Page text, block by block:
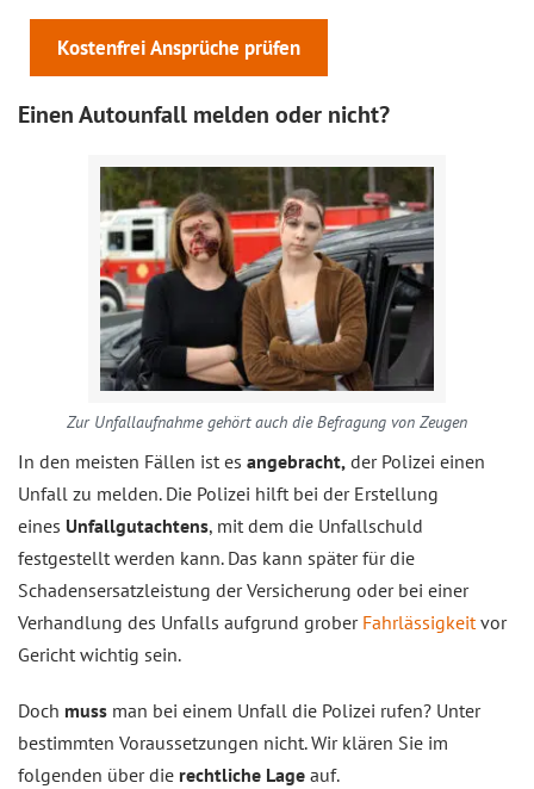
Kostenfrei Ansprüche prüfen
Einen Autounfall melden oder nicht?
Zur Unfallaufnahme gehört auch die Befragung von Zeugen
In den meisten Fällen ist es angebracht, der Polizei einen
Unfall zu melden. Die Polizei hilft bei der Erstellung
eines Unfallgutachtens, mit dem die Unfallschuld
festgestellt werden kann. Das kann später für die
Schadensersatzleistung der Versicherung oder bei einer
Verhandlung des Unfalls aufgrund grober Fahrlässigkeitvor
Gericht wichtig sein.
Doch muss man bei einem Unfall die Polizei rufen? Unter
bestimmten Voraussetzungen nicht. Wir klären Sie im
folgenden über die rechtliche Lage auf.